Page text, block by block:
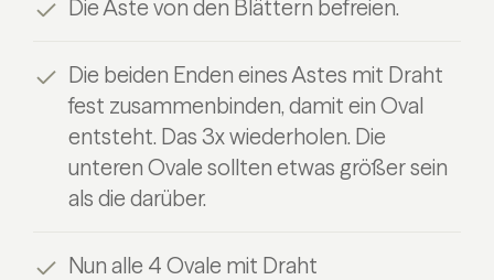
Die Äste von den Blättern befreien.
Die beiden Enden eines Astes mit Draht
fest zusammenbinden, damit ein Oval
entsteht. Das 3x wiederholen. Die
unteren Ovale sollten etwas größer sein
als die darüber.
Nun alle 4 Ovale mit Draht